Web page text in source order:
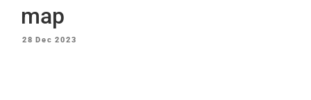
map
VERÖFFENTLICHT
28 Dec 2023